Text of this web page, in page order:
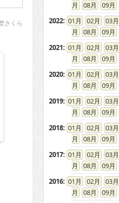
さくら
08
09
2022: 01 02 03
08
09
2021: 01 02 03
08
09
2020: 01 02 03
08
09
2019: 01 02 03
08
09
2018: 01 02 03
08
09
2017: 01 02 03
08
09
2016: 01 02 03
08
09